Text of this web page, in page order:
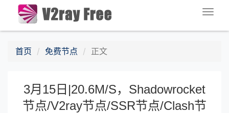
首页 免费节点 正文
3月15日|20.6M/S，Shadowrocket
节点/V2ray节点/SSR节点/Clash节